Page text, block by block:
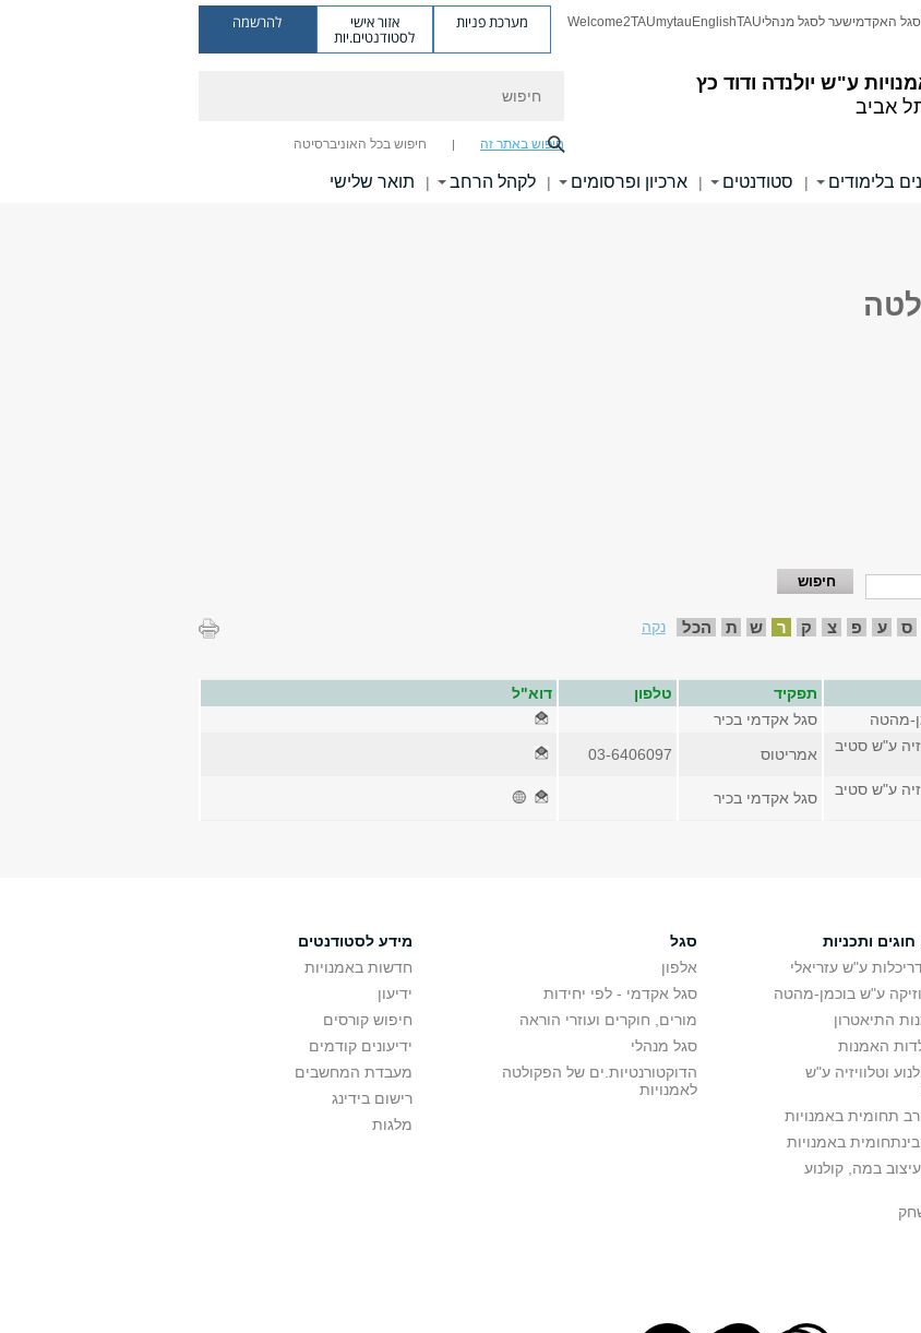
ע"ש יולנדה ודוד כץ
אביב
האקדמישער לסגל מנהליTAU
English
mytau
Welcome2TAU מערכת פניות אזור אישי
לסטודנטים.יות
להרשמה
חיפוש באתר זה חיפוש בכל האוניברסיטה
בלימודים | סטודנטים | ארכיון ופרסומים | לקהל הרחב | תואר שלישי
ס ע פ צ ק ר ש ת הכל
נקה
תפקיד טלפון
דוא"ל
מהטה
סגל אקדמי בכיר
ע"ש סטיב
אמריטוס 03-6406097
ע"ש סטיב
סגל אקדמי בכיר
ותכניות
ע"ש עזריאלי
ע"ש בוכמן-מהטה
התיאטרון
האמנות
וטלוויזיה ע"ש
תחומית באמנויות
באמנויות
במה, קולנוע
סגל
אלפון
סגל אקדמי - לפי יחידות
מורים, חוקרים ועוזרי הוראה
סגל מנהלי
הדוקטורנטיות.ים של הפקולטה
לאמנויות
מידע לסטודנטים
חדשות באמנויות
ידיעון
חיפוש קורסים
ידיעונים קודמים
מעבדת המחשבים
רישום בידינג
מלגות